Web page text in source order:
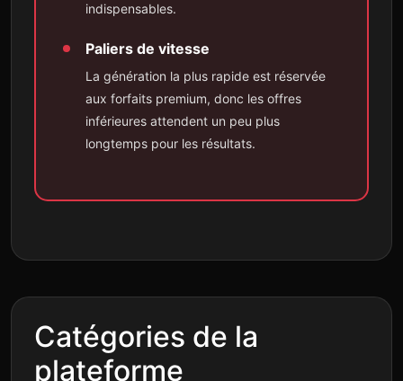
indispensables.
Paliers de vitesse
La génération la plus rapide est réservée
aux forfaits premium, donc les offres
inférieures attendent un peu plus
longtemps pour les résultats.
Catégories de la
plateforme